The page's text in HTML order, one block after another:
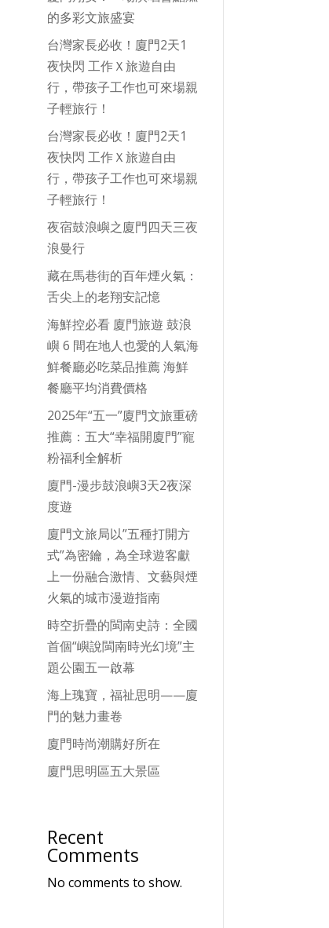
的多彩文旅盛宴
台灣家長必收！廈門2天1
夜快閃 工作Ｘ旅遊自由
行，帶孩子工作也可來場親
子輕旅行！
台灣家長必收！廈門2天1
夜快閃 工作Ｘ旅遊自由
行，帶孩子工作也可來場親
子輕旅行！
夜宿鼓浪嶼之廈門四天三夜
浪曼行
藏在馬巷街的百年煙火氣：
舌尖上的老翔安記憶
海鮮控必看 廈門旅遊 鼓浪
嶼 6 間在地人也愛的人氣海
鮮餐廳必吃菜品推薦 海鮮
餐廳平均消費價格
2025年“五一”廈門文旅重磅
推薦：五大“幸福開廈門”寵
粉福利全解析
廈門-漫步鼓浪嶼3天2夜深
度遊
廈門文旅局以”五種打開方
式”為密鑰，為全球遊客獻
上一份融合激情、文藝與煙
火氣的城市漫遊指南
時空折疊的閩南史詩：全國
首個“嶼說閩南時光幻境”主
題公園五一啟幕
海上瑰寶，福祉思明——廈
門的魅力畫卷
廈門時尚潮購好所在
廈門思明區五大景區
Recent
Comments
No comments to show.